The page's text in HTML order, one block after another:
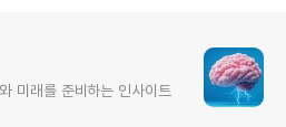
미래를 준비하는 인사이트